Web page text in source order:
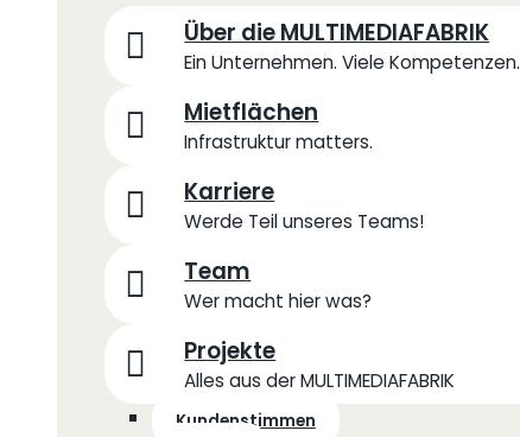
Über die MULTIMEDIAFABRIK
Ein Unternehmen. Viele Kompetenzen.
Mietflächen
Infrastruktur matters.
Karriere
Werde Teil unseres Teams!
Team
Wer macht hier was?
Projekte
Alles aus der MULTIMEDIAFABRIK
Kundenstimmen